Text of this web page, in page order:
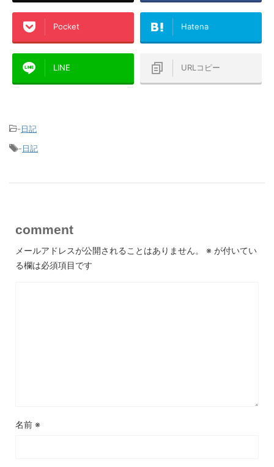
Pocket Hatena
LINE URLコピー
-日記
-日記
comment
メールアドレスが公開されることはありません。 ※ が付いてい
る欄は必須項目です
名前 ※